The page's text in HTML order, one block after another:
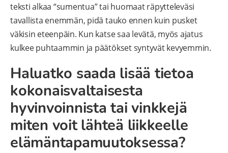
teksti alkaa “sumentua” tai huomaat räpytteleväsi
tavallista enemmän, pidä tauko ennen kuin pusket
väkisin eteenpäin. Kun katse saa levätä, myös ajatus
kulkee puhtaammin ja päätökset syntyvät kevyemmin.
Haluatko saada lisää tietoa
kokonaisvaltaisesta
hyvinvoinnista tai vinkkejä
miten voit lähteä liikkeelle
elämäntapamuutoksessa?